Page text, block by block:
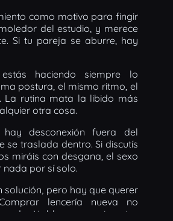
como motivo para fingir
del estudio, y merece
Si tu pareja se aburre, hay
haciendo siempre lo
postura, el mismo ritmo, el
La rutina mata la libido más
otra cosa.
hay desconexión fuera del
se traslada dentro. Si discutís
miráis con desgana, el sexo
nada por sí solo.
solución, pero hay que querer
lencería nueva no
Hablar y experimentar